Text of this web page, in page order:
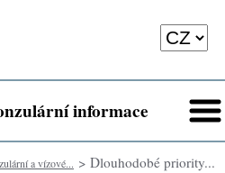
informace
a vízové... > Dlouhodobé priority...